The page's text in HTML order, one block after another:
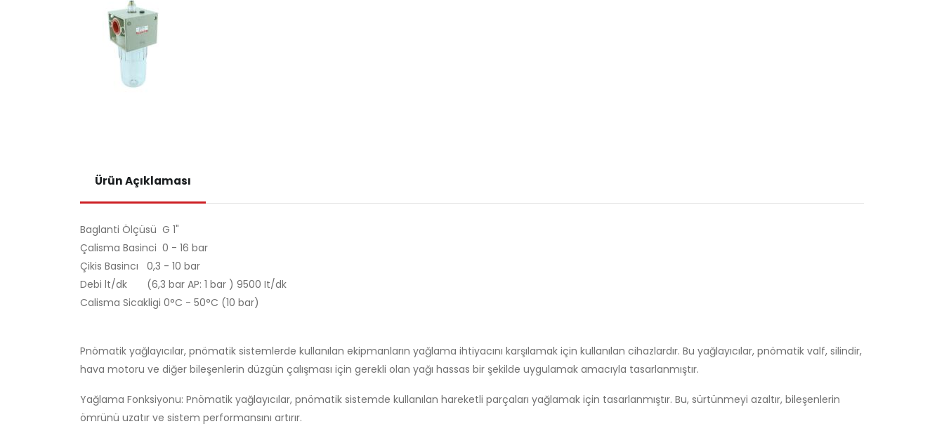
Ürün Açıklaması
Baglanti Ölçüsü G 1"
Çalisma Basinci 0 - 16 bar
Çikis Basincı 0,3 - 10 bar
Debi lt/dk (6,3 bar AP: 1 bar ) 9500 It/dk
Calisma Sicakligi 0°C - 50°C (10 bar)
Pnömatik yağlayıcılar, pnömatik sistemlerde kullanılan ekipmanların yağlama ihtiyacını karşılamak için kullanılan cihazlardır. Bu yağlayıcılar, pnömatik valf, silindir,
hava motoru ve diğer bileşenlerin düzgün çalışması için gerekli olan yağı hassas bir şekilde uygulamak amacıyla tasarlanmıştır.
Yağlama Fonksiyonu: Pnömatik yağlayıcılar, pnömatik sistemde kullanılan hareketli parçaları yağlamak için tasarlanmıştır. Bu, sürtünmeyi azaltır, bileşenlerin
ömrünü uzatır ve sistem performansını artırır.